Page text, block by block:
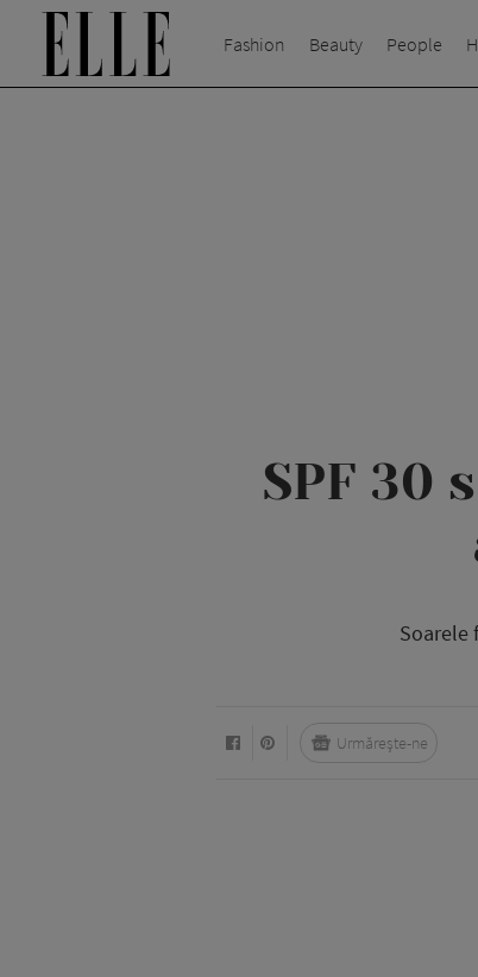
Fashion Beauty People
SPF 30
Soarele
Urmărește-ne